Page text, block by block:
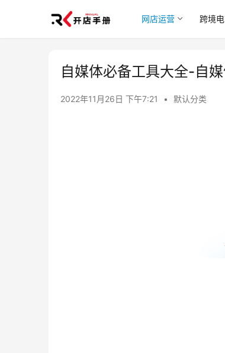
网店运营 跨境
自媒体必备工具大全-自
2022年11月26日 下午7:21 • 默认分类